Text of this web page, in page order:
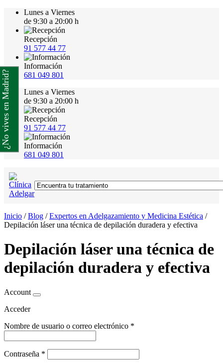
Lunes a Viernes
de 9:30 a 20:00 h
Recepción
91 577 44 77
Información
681 049 801
Lunes a Viernes
de 9:30 a 20:00 h
Recepción
91 577 44 77
Información
681 049 801
Inicio /Blog /Expertos en Adelgazamiento y Medicina Estética /
Depilación láser una técnica de depilación duradera y efectiva
Depilación láser una técnica de
depilación duradera y efectiva
Account
Acceder
Nombre de usuario o correo electrónico *
Contraseña *
¿No vives en Madrid?